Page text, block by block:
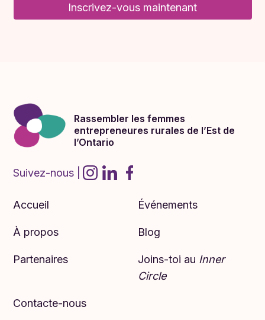
Inscrivez-vous maintenant
Rassembler les femmes
entrepreneures rurales de l’Est de
l’Ontario
Suivez-nous |
Accueil Événements
À propos Blog
Partenaires Joins-toi au Inner
Circle
Contacte-nous